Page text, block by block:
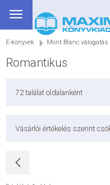
Toggle
navigation
E-könyvek Mont Blanc válogatás
Romantikus
72 találat oldalanként
Vásárlói értékelés szerint
BEJELENTKEZÉS
SEGÉDKÖNYV
E-KÖNYVEK